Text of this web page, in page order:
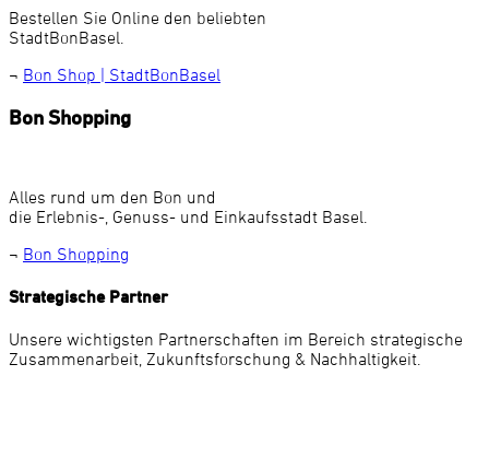
Bestellen Sie Online den beliebten
StadtBonBasel.
¬ Bon Shop | StadtBonBasel
Bon Shopping
Alles rund um den Bon und
die Erlebnis-, Genuss- und Einkaufsstadt Basel.
¬ Bon Shopping
Strategische Partner
Unsere wichtigsten Partnerschaften im Bereich strategische
Zusammenarbeit, Zukunftsforschung & Nachhaltigkeit.